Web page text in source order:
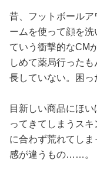
昔、フットボール
ームを使って顔を
ていう衝撃的なCM
しめて薬局行った
長していない。困っ
目新しい商品にほ
ってきてしまうス
に合わず荒れてし
感が違うもの……。